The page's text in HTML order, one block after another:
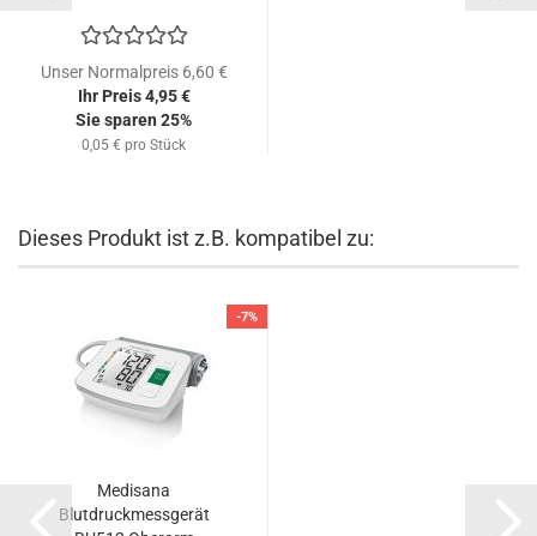
Unser Normalpreis 6,60 €
Ihr Preis 4,95 €
Sie sparen 25%
0,05 € pro Stück
Dieses Produkt ist z.B. kompatibel zu:
-7%
Medisana
Blutdruckmessgerät